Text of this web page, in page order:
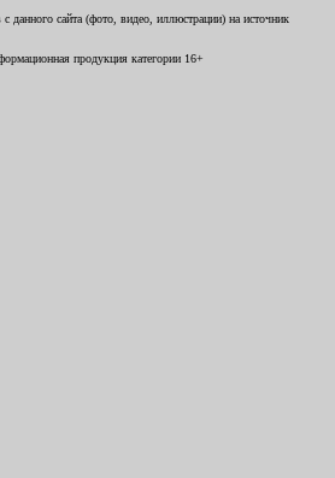
данного сайта (фото, видео, иллюстрации) на источник
продукция категории 16+